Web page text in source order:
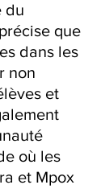
du
que
dans les
non
et
où les
et Mpox